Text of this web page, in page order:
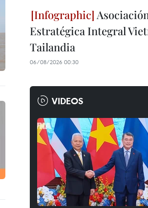
Estratégica Integral
Tailandia
06/08/2026 00:30
VIDEOS